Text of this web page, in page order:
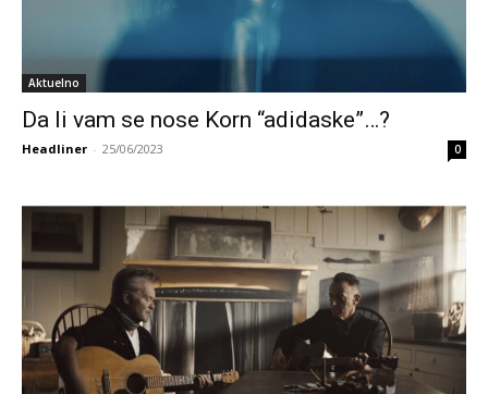
Aktuelno
Da li vam se nose Korn “adidaske”…?
Headliner - 25/06/2023 0